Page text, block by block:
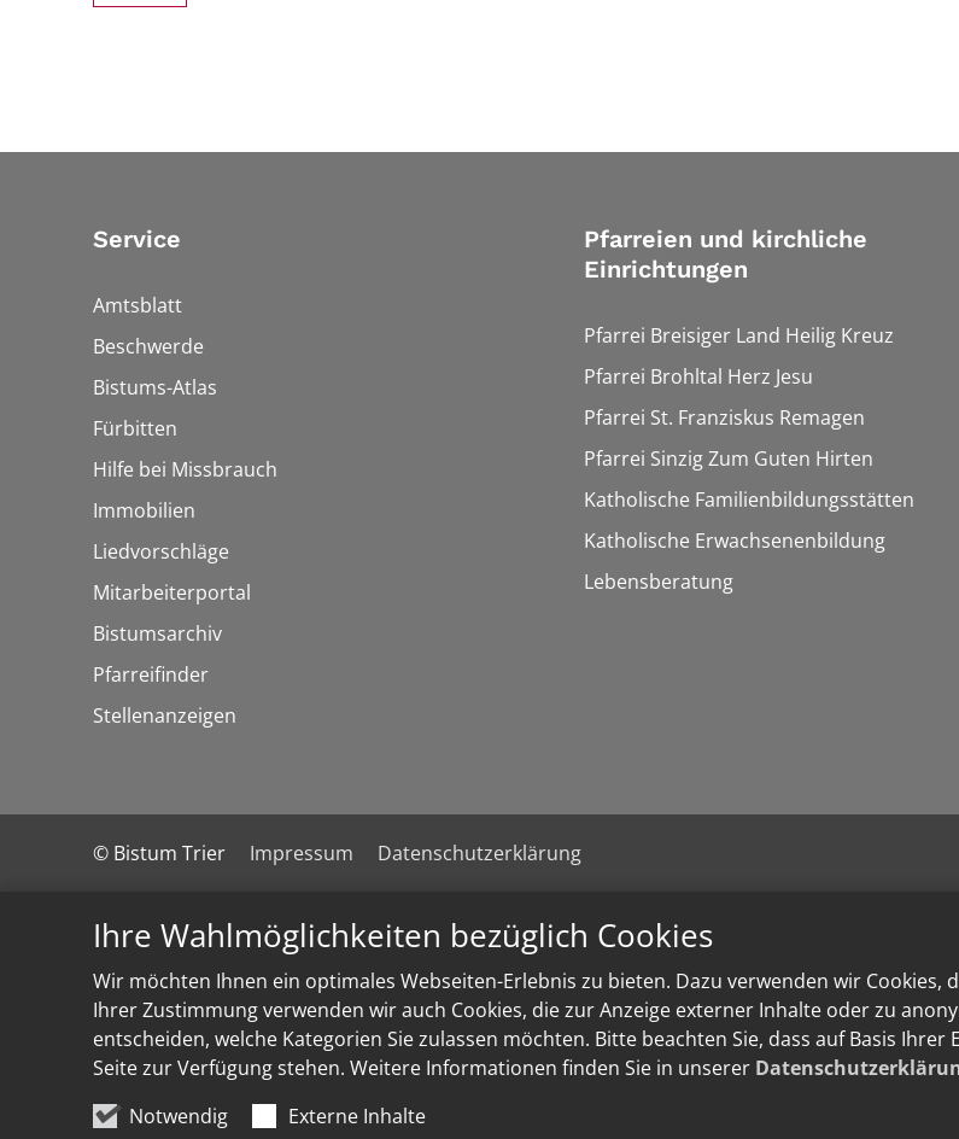
Ihre Wahlmöglichkeiten bezüglich Cookies
Wir möchten Ihnen ein optimales Webseiten-Erlebnis zu bieten. Dazu verwenden wir
Ihrer Zustimmung verwenden wir auch Cookies, die zur Anzeige externer Inhalte oder zu
entscheiden, welche Kategorien Sie zulassen möchten. Bitte beachten Sie, dass auf Basis
Seite zur Verfügung stehen. Weitere Informationen finden Sie in unserer
Notwendig
Externe Inhalte
Service
Amtsblatt
Beschwerde
Bistums-Atlas
Fürbitten
Hilfe bei Missbrauch
Immobilien
Liedvorschläge
Mitarbeiterportal
Bistumsarchiv
Pfarreifinder
Stellenanzeigen
Pfarreien und kirchliche
Einrichtungen
Pfarrei Breisiger Land Heilig Kreuz
Pfarrei Brohltal Herz Jesu
Pfarrei St. Franziskus Remagen
Pfarrei Sinzig Zum Guten Hirten
Katholische Familienbildungsstätten
Katholische Erwachsenenbildung
Lebensberatung
© Bistum Trier Impressum Datenschutzerklärung